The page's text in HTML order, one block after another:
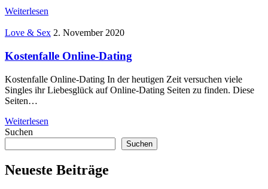
Weiterlesen
Love & Sex 2. November 2020
Kostenfalle Online-Dating
Kostenfalle Online-Dating In der heutigen Zeit versuchen viele
Singles ihr Liebesglück auf Online-Dating Seiten zu finden. Diese
Seiten…
Weiterlesen
Suchen
Suchen
Neueste Beiträge